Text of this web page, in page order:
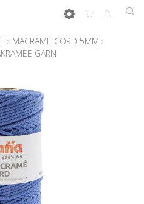
› MACRAMÉ CORD 5MM ›
GARN